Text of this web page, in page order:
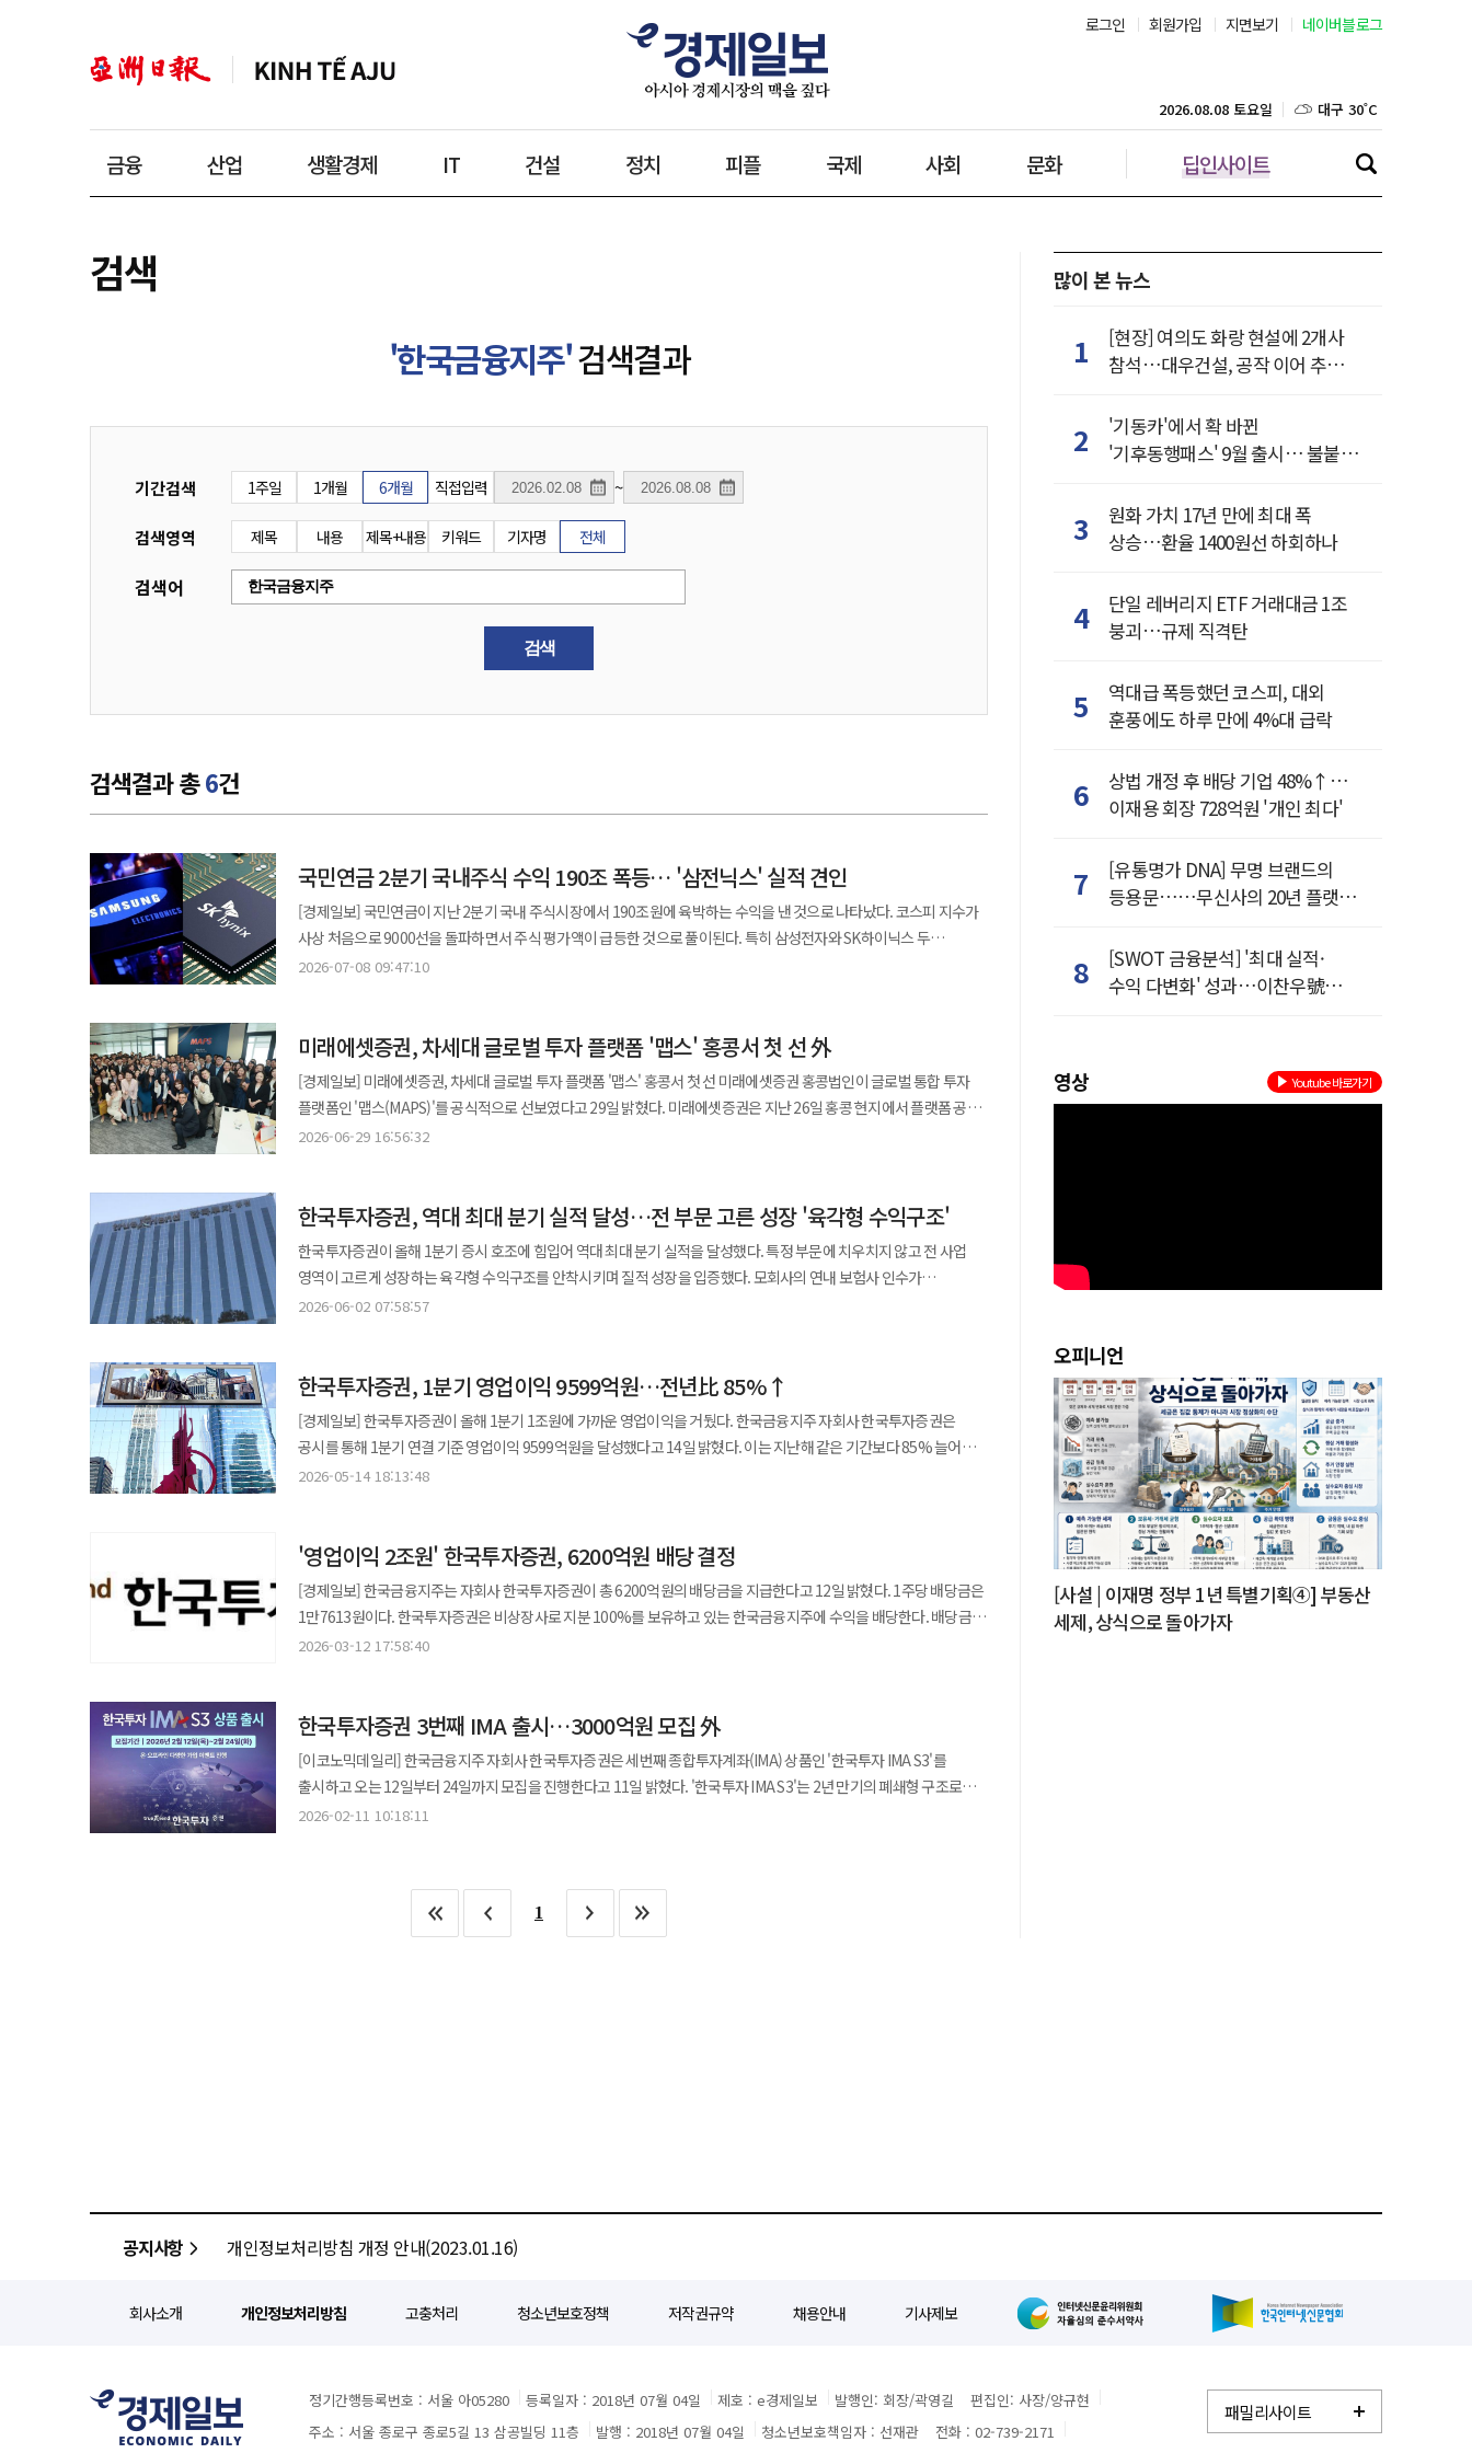
로그인 회원가입 지면보기 네이버블로그
금융 산업 생활경제 IT 건설 정치 피플 국제 사회 문화 딥인사이트
2026.08.08 토요일 대구 30˚C
인천 29˚C
울산 28˚C
검색
'한국금융지주'검색결과
기간검색 1주일 1개월 6개월 직접입력 ~
검색영역 제목 내용 제목+내용 키워드 기자명 전체
검색어
검색
검색결과 총6건
국민연금 2분기 국내주식 수익 190조 폭등… '삼전닉스' 실적 견인
[경제일보] 국민연금이 지난 2분기 국내 주식시장에서 190조원에 육박하는 수익을 낸 것으로 나타났다. 코스피 지수가
사상 처음으로 9000선을 돌파하면서 주식 평가액이 급등한 것으로 풀이된다. 특히 삼성전자와 SK하이닉스 두
종목에서만 151조원 넘는 수익을 거두며 전체 실적을 견인한 것으로 보인다. 8일 금융정보업체 에프앤가이드에 따르면
지난 1분기 수익률 32%를 두 배 이상 웃도는 성과다. 늘어난 평가액 규모도 지난 1분기 78조5507억원보다 100조원
넘게 확대되며 분기 기준 역대 최대치를 경신했다. 수익의 핵심은 반도체 대형주다. 삼성전자와 SK하이닉스 지분 평가액
증가분은 전체 증가액의 79.8%를 차지한다. 두 종목이 국민연금 국내 주식 포트폴리오에서 차지하는 비중은 지난 3월
말 40.4%에서 지난 6일 55.7%로 급증했다. 특히 SK하이닉스의 성과가 두드러졌다. 국민연금은 SK하이닉스 지분율을
7.5%로 유지했다. 그러나 평가액은 43조1560억원에서 125조2968억원으로 82조1407억원 치솟았다. 증가율만
종목은 △SK스퀘어 11조9953억원 △삼성전기 10조4072억원 △삼성물산 2조7278억원 △삼성생명 2조5137억원
△SK 2조577억원 순이다. 삼성전기는 지분율이 10.46%에서 9.95%로 줄었으나 주가 상승에 힘입어 평가액은 10조원
이상 불어났다. 반면 손실을 기록한 종목도 있다. 미래에셋증권은 지난 1분기 호실적과 달리 지난 2분기에
1조717억원가량 평가액이 하락하며 가장 큰 하락 폭을 보였다. 이어 평가액이 줄어든 종목은 △LG에너지솔루션
21개로 파악됐다. 지분율을 가장 많이 높인 상장사는 비에이치와 DL이앤씨다. 비에이치는 7.47%에서 13.35%로
지분율이 대폭 늘었다. 반대로 LG와 SK케미칼을 포함해 대주전자재료와 비나텍 등의 지분율은 축소됐다. 지분 10%
이상을 보유한 상위 종목은 지난 6일 기준 △현대백화점 13.49% △삼성증권 13.35% △비에이치 13.35% △
2026-07-08 09:47:10
미래에셋증권, 차세대 글로벌 투자 플랫폼 '맵스' 홍콩서 첫 선 外
[경제일보] 미래에셋증권, 차세대 글로벌 투자 플랫폼 '맵스' 홍콩서 첫 선 미래에셋증권 홍콩법인이 글로벌 통합 투자
플랫폼인 '맵스(MAPS)'를 공식적으로 선보였다고 29일 밝혔다. 미래에셋증권은 지난 26일 홍콩 현지에서 플랫폼 공식
출범 행사를 개최했다. 이날 행사에는 박현주 미래에셋그룹 글로벌 전략가(GSO)와 성준엽 홍콩법인 대표를 비롯해
디지털자산을 동시에 거래할 수 있다. 향후 외국인 개인 투자자의 국내 주식 거래를 돕는 기능도 추가될 것으로 보인다.
미래에셋증권은 철저한 안정성 검증을 거쳐 서비스 수준을 점진적으로 높여갈 것으로 전망된다. 이번 플랫폼 출시는
그동안 각 국가별로 흩어져 있던 모바일 서비스를 전 세계 단일 체계로 묶어낸다는 점에서 의미가 깊은 것으로 풀이된다.
미래에셋증권은 한국을 포함해 인도와 인도네시아 베트남 등 주요 국가에서 개별적인 모바일 거래 시스템을
운영해왔다. 미래에셋증권은 이번 홍콩을 시작으로 △미국 △일본 △싱가포르 △중국 등 주요 거점 국가로 서비스
분석된다. 앞서 미래에셋증권 홍콩법인은 지난 4월 홍콩 증권선물위원회(SFC)로부터 가상자산 소매 영업 인가를 최종
획득했다. 이로써 현지 일반 투자자를 상대로 관련 서비스를 제공할 수 있는 법적 토대를 마련했다. 박현주 GSO는
축사를 통해 홍콩 진출 20년 만에 처음으로 현지 개인 고객을 향한 본격적인 사업 확장에 나선다고 강조했다. 그동안
미래에셋증권은 홍콩 시장에서 △기관 △도매 △자산운용 △투자은행(IB) 분야에 집중하며 입지를 다져왔다.
접점에서 구현하는 첫 글로벌 투자 플랫폼"이라며 "전통 금융자산과 디지털자산, 나아가 AI 기반 투자 서비스를 결합해
글로벌 투자자들이 하나의 플랫폼에서 더 넓은 투자 기회를 경험할 수 있도록 하겠다"고 말했다. KB증권, 글로벌 기준
반영한 'ESG 리포트 2025' 발간 KB증권이 회사 환경 사회 지배구조(ESG) 성과와 향후 계획을 담은 'ESG 리포트
짰다. 투자자 시각에서 재무적으로 중요한 사안을 먼저 추려내고 각 이슈에 대한 관리 방식과 성과를 상세히 담아냈다.
국제통합보고위원회(IIRC) 프레임워크를 바탕으로 가치창출 모델도 새로 도입했다. 이를 통해 재무 자본과 비재무
자본이 회사의 장기적인 가치 상승으로 이어지는 과정을 체계적으로 분석한 것으로 풀이된다. 유엔 지속가능발전목표
(UN SDGs)와 연계성을 높여 기업 활동이 만들어내는 사회적 가치 방향성도 함께 제시했다. 별도로 구성한 ESG
데이터북은 환경과 사회 지배구조 부문의 정량 수치를 세분화했다. 비재무 정보 공개 범위를 넓혀 이해관계자들이
지속가능경영보고서는 글로벌 공시기준을 반영해 ESG 정보의 비교가능성과 신뢰성을 높이는 데 중점을 두었다"며
"앞으로도 지속가능한 성장과 장기적인 기업가치 제고를 위해 ESG 경영을 더욱 내실 있게 추진해 나가겠다"고 말했다.
패밀리오피스 설립 등 고액자산가를 겨냥한 통합 자문 서비스를 펼치고 있다. 김도현 한국투자증권 개인고객그룹장은
"한국투자증권의 자산관리 역량과 삼일PwC 헤리티지 센터의 세무·재무 자문 역량, 글로벌 네트워크가 결합해 높은
시너지를 낼 것으로 기대한다"며 "앞으로도 초고액자산가 고객의 복합적인 니즈에 대응할 수 있는 차별화된 자산관리
전문성이 결합돼 고액자산가와 기업오너의 개인 자산뿐 아니라 비즈니스 전반에 대한 토털 케어가 가능해질 것"이라며
오는 7월 31일까지 실시한다고 29일 밝혔다. 행사 대상은 지난 3월 이전에 계좌를 만들었으나 올해 주식 거래나 잔고
내역이 없는 고객이다. 참여 희망자는 모바일트레이딩시스템(MTS) '원큐프로'로 신청하면 된다. 지원 혜택은 참여자
2026-06-29 16:56:32
한국투자증권, 역대 최대 분기 실적 달성…전 부문 고른 성장 '육각형 수익구조'
한국투자증권이 올해 1분기 증시 호조에 힘입어 역대 최대 분기 실적을 달성했다. 특정 부문에 치우치지 않고 전 사업
영역이 고르게 성장하는 육각형 수익구조를 안착시키며 질적 성장을 입증했다. 모회사의 연내 보험사 인수가
마무리되면 종합금융그룹 주포로서 시너지 창출과 사업역량의 극대화가 기대된다. 1일 금융감독원 전자공시시스템
달성했다. 실적 상승은 주식 수탁수수료 증가와 자산관리 부문의 금융상품 판매 호조가 이끌었다. 지난 3월 기준 주요
부문별 점유율은 △위탁매매 8.0% △자산관리 16.3% △기업금융 13.8%로 모두 최상위권을 유지하며 전 사업 영역이
고른 성장세를 보였다 위탁매매 부문 수익은 모바일트레이딩시스템(MTS)의 인공지능 전환(AX) 개편에 힘입어 크게
확대됐다. 기업금융 부문은 기업공개(IPO)와 주식발행시장(ECM) 수수료 수익 1위를 달성했다. 나아가
한국투자신탁운용과 한국투자밸류자산운용 등 계열사와의 연계 영업이 전사적인 실적 성장을 뒷받침했다. 모회사인
있다. 보험사 인수가 마무리될 경우 증권업 중심의 레버리지 효과가 커지고 다양한 판매 채널 간 시너지 창출이
기대된다. 한국투자증권은 올 1분기 부동산 프로젝트파이낸싱(PF) 신규 거래가 증가하며 수수료 수익이 지난해 동기
대비 13.1% 증가한 1550억원을 기록했다. 다만 단기성 조달 수단인 발행어음 잔액이 지난 3월 말 기준
21조6000억원에 달하는 반면 운용자산은 부동산 PF 등 장기 프로젝트 비중이 높아 리스크 관리가 필요한 상태다. 실제
부동산 PF 등이 포함된 여신성 위험 노출액은 13조4000억원으로 자기자본의 105.1%로 집계되며 업계 평균(85.9%)을
한국투자증권 관계자는 "다각화한 수익 구조와 사업 경쟁력을 바탕으로 분기 역대 최대 실적을 달성했다"며 "앞으로도
단기성 조달 구조를 다변화하고 리스크 관리와 선제적 건전성 확보에 집중해 안정적 성장 기조를 이어가겠다"고 말했다.
[아주경제 2026년 06월 02일자 15면에 게재된 기사입니다.]
2026-06-02 07:58:57
한국투자증권, 1분기 영업이익 9599억원…전년比 85%↑
[경제일보] 한국투자증권이 올해 1분기 1조원에 가까운 영업이익을 거뒀다. 한국금융지주 자회사 한국투자증권은
공시를 통해 1분기 연결 기준 영업이익 9599억원을 달성했다고 14일 밝혔다. 이는 지난해 같은 기간보다 85% 늘어난
규모다. 이 기간 당기순이익은 75.1% 증가한 7847억원으로 나타났다. 지난해 증권업계 최초로 연간 영업이익과 순이익
위탁매매(33.3%) △기업금융(18.6%) △자산관리(9.0%) 순으로 나타났다. 위탁매매 부문 수익은 직전 분기보다 55%
뛰었다. 주식 시장 활황과 비대면 거래 편의성 증대가 영향을 미쳤다. 자사 모바일트레이딩시스템 한국투자는 올해 초
인공지능 전환을 목표로 50건 넘는 기능을 손봤다. 앱 내 △투자정보 △자산관리 △자동투자 △리텐션 영역에 인공지능
기술을 접목했다. 제이피모건과 국태해통증권 등 해외 금융사와 손잡고 독점 리서치 제공도 늘렸다. 자산관리 부문
판매수수료는 71.6%로 상승했다. 채권과 발행어음 등 금융상품 판매가 호조를 보인 결과다. 개인 고객 금융상품 잔고는
기업금융 부문 실적은 지난해 같은 기간 대비 14.7% 증가했다. 기업공개와 유상증자 부문 수수료 수익 1위를 오르는 등
발굴 능력을 입증했다. 또한 지난해 말 열린 종합투자계좌 시장에 맞춰 독자적인 사업 모델을 더 단단하게 구축하고
있다. 리테일 상품 공급력과 기업금융 딜 소싱 능력을 합친 결과다. 운용 및 세일즈앤트레이딩 부문도 금리와 환율 등
시장 변동성에 적극 대응하며 훌륭한 실적에 힘을 보탰다. 1분기 말 기준 한국투자증권 자기자본은 12조7085억원이다.
이는 국내 증권사 중 가장 큰 규모다. 한국투자증권은 지속적인 자본 확충을 통해 발행어음 21조6천억원과
도약하기 위한 기반을 계속 강화해 나가겠다"고 말했다.
2026-05-14 18:13:48
'영업이익 2조원' 한국투자증권, 6200억원 배당 결정
[경제일보] 한국금융지주는 자회사 한국투자증권이 총 6200억원의 배당금을 지급한다고 12일 밝혔다. 1주당 배당금은
1만7613원이다. 한국투자증권은 비상장사로 지분 100%를 보유하고 있는 한국금융지주에 수익을 배당한다. 배당금은
이사회 결의일로부터 1개월 이내 지급되며, 배당은 이달 26일 주주총회에서 확정된다. 이번 배당 결정은 실적 개선에
2026-03-12 17:58:40
한국투자증권 3번째 IMA 출시…3000억원 모집 外
[이코노믹데일리] 한국금융지주 자회사 한국투자증권은 세번째 종합투자계좌(IMA) 상품인 '한국투자 IMA S3'를
출시하고 오는 12일부터 24일까지 모집을 진행한다고 11일 밝혔다. '한국투자 IMA S3'는 2년 만기의 폐쇄형 구조로
모집 규모는 3000억원 수준이다. 최소 가입금액은 100만원이다. IMA는 증권사가 고객 예탁금을 모아 기업금융 자산
영업점 및 뱅키스 고객을 대상으로 한 투자 이벤트도 함께 진행한다. 영업점 고객에게는 투자 금액에 따라 커피 쿠폰과
모바일 상품권을 제공하며 고액 투자 고객을 대상으로 마사지기와 애플 에어팟 맥스 등 경품 추첨 이벤트도 진행한다.
뱅키스 고객을 대상으로는 가입 금액에 따라 커피쿠폰과 현금을 제공하는 선착순·추첨·가입 이벤트를 진행하며 이벤트
마제스타지가 제작했으며 공개 이후 온라인 누적 조회수는 약 76만회를 기록하고 있다. 한화투자증권 '디지털자산 정책
11일 밝혔다. 이번 보고서는 디지털자산 시장 제도화에 발맞춰 투자자들에게 객관적인 정책 지표를 제공하기 위해
특징이다. 보고서는 미국의 '디지털자산시장구조법안' 입법 정체 상황과 유럽의 암호자산시장법(MiCA) 전환기 종료
가능성을 분석했다. 박영훈 한화투자증권 리서치센터장은 "디지털자산이 단순한 투자 수단을 넘어 법적·제도적 틀
투명하고 안전한 환경에서 디지털자산 기반의 금융 혁신을 경험할 수 있도록 노력하겠다"고 말했다.
2026-02-11 10:18:11
1
많이 본 뉴스
1
[현장] 여의도 화랑 현설에 2개사
참석…대우건설, 공작 이어 추가
2
'기동카'에서 확 바뀐
'기후동행패스' 9월 출시… 불붙은
3
원화 가치 17년 만에 최대 폭
상승…환율 1400원선 하회하나
4
단일 레버리지 ETF 거래대금 1조
붕괴…규제 직격탄
5
역대급 폭등했던 코스피, 대외
훈풍에도 하루 만에 4%대 급락
6
상법 개정 후 배당 기업 48%↑…
이재용 회장 728억원 '개인 최다'
7
[유통명가 DNA] 무명 브랜드의
등용문……무신사의 20년 플랫폼
8
[SWOT 금융분석] '최대 실적·
수익 다변화' 성과…이찬우號
영상 Youtube 바로가기
오피니언
[사설 | 이재명 정부 1년 특별기획④] 부동산
세제, 상식으로 돌아가자
공지사항 개인정보처리방침 개정 안내(2023.01.16)
회사소개 개인정보처리방침 고충처리 청소년보호정책 저작권규약 채용안내 기사제보
정기간행등록번호 : 서울 아05280 등록일자 : 2018년 07월 04일 제호 : e경제일보 발행인: 회장/곽영길
편집인: 사장/양규현
주소 : 서울 종로구 종로5길 13 삼공빌딩 11층
발행 : 2018년 07월 04일 청소년보호책임자 : 선재관 전화 : 02-739-2171
패밀리사이트